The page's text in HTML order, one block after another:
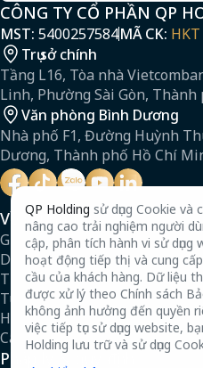
CÔNG TY CỔ PHẦN QP
MST: 5400257584MÃ CK: HKT
Trụ sở chính
Tầng L16, Tòa nhà
Linh, Phường Sài Gòn,
Văn phòng Bình Dương
Nhà phố F1, Đường Huỳnh
Dương, Thành phố Hồ Chí
Về chúng tôi
Giới thiệu
Dự án
Tin tức
Tuyển dụng
Hồ sơ năng lực
Câu hỏi thường gặp
Pháp lý & quy định
QP Holding sử dụng Cookie
nâng cao trải nghiệm người
cập, phân tích hành vi sử
hoạt động tiếp thị và cung
cầu của khách hàng. Dữ liệu
được xử lý theo Chính sách
không ảnh hưởng đến quyền
việc tiếp tục sử dụng website,
Holding lưu trữ và sử dụng